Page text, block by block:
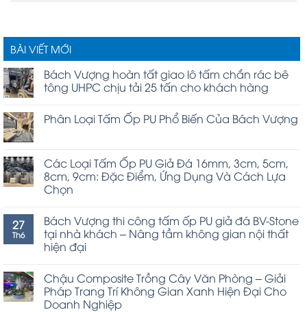
BÀI VIẾT MỚI
Bách Vượng hoàn tất giao lô tấm chắn rác bê
tông UHPC chịu tải 25 tấn cho khách hàng
Phân Loại Tấm Ốp PU Phổ Biến Của Bách Vượng
Các Loại Tấm Ốp PU Giả Đá 16mm, 3cm, 5cm,
8cm, 9cm: Đặc Điểm, Ứng Dụng Và Cách Lựa
Chọn
27
Th6
Bách Vượng thi công tấm ốp PU giả đá BV-Stone
tại nhà khách – Nâng tầm không gian nội thất
hiện đại
Chậu Composite Trồng Cây Văn Phòng – Giải
Pháp Trang Trí Không Gian Xanh Hiện Đại Cho
Doanh Nghiệp